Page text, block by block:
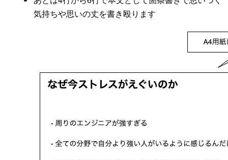
気持ちや思いの丈を書き殴ります